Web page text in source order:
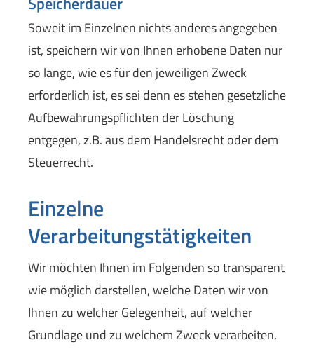
Soweit im Einzelnen nichts anderes angegeben
ist, speichern wir von Ihnen erhobene Daten nur
so lange, wie es für den jeweiligen Zweck
erforderlich ist, es sei denn es stehen gesetzliche
Aufbewahrungspflichten der Löschung
entgegen, z.B. aus dem Handelsrecht oder dem
Steuerrecht.
Einzelne
Verarbeitungstätigkeiten
Wir möchten Ihnen im Folgenden so transparent
wie möglich darstellen, welche Daten wir von
Ihnen zu welcher Gelegenheit, auf welcher
Grundlage und zu welchem Zweck verarbeiten.